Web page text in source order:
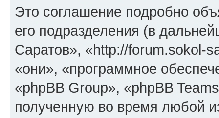
Это соглашение подробно
его подразделения (в
Саратов», «http://forum.sokol-
«они», «программное
«phpBB Group», «phpBB
полученную во время любой